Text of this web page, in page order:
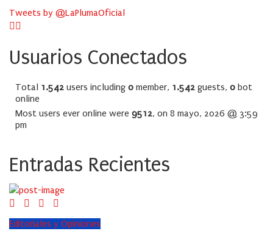
Tweets by @LaPlumaOficial
Usuarios Conectados
Total 1.542 users including 0 member, 1.542 guests, 0 bot
online
Most users ever online were 9512, on 8 mayo, 2026 @ 3:59
pm
Entradas Recientes
Editoriales y Opiniones